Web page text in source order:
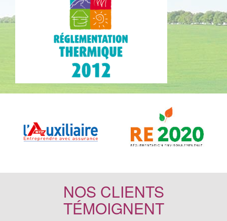
NOS CLIENTS
TÉMOIGNENT